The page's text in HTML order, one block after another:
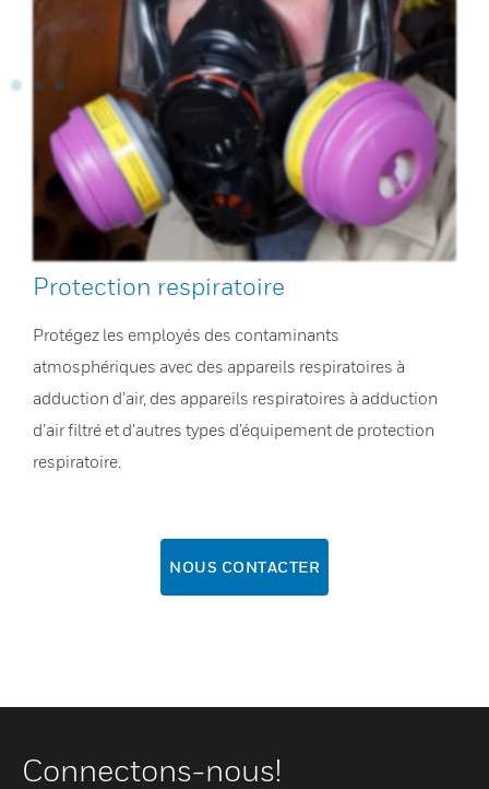
Protection respiratoire
Protégez les employés des contaminants
atmosphériques avec des appareils respiratoires à
adduction d’air, des appareils respiratoires à adduction
d’air filtré et d’autres types d’équipement de protection
respiratoire.
NOUS CONTACTER
Connectons-nous!